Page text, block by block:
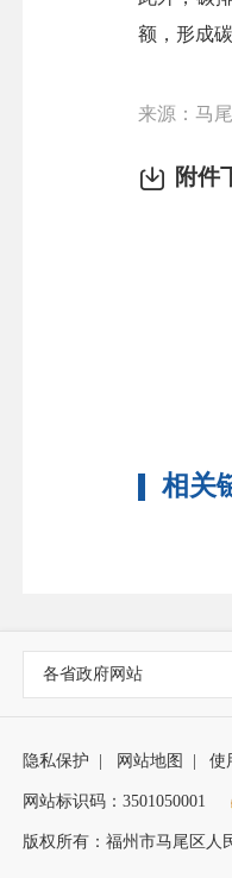
额，形成
来源：马
附件
相关
各省政府网站
隐私保护 网站地图 使
网站标识码：3501050001
版权所有：福州市马尾区人